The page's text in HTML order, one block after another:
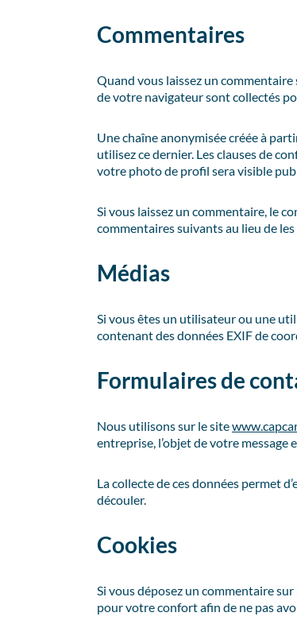
Commentaires
Quand vous laissez un
de votre navigateur sont collectés
Une chaîne anonymisée créée à
utilisez ce dernier. Les clauses de
votre photo de profil sera visible
Si vous laissez un commentaire, le
commentaires suivants au lieu de
Médias
Si vous êtes un utilisateur ou une
contenant des données EXIF de
Formulaires de
Nous utilisons sur le site
entreprise, l’objet de votre message
La collecte de ces données permet
découler.
Cookies
Si vous déposez un commentaire
pour votre confort afin de ne pas